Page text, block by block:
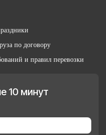
по договору
и правил перевозки
10 минут